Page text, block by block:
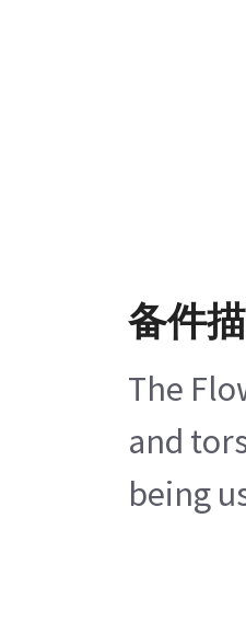
备件
The
and
being